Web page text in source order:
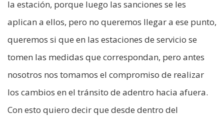
la estación, porque luego las sanciones se les
aplican a ellos, pero no queremos llegar a ese punto,
queremos si que en las estaciones de servicio se
tomen las medidas que correspondan, pero antes
nosotros nos tomamos el compromiso de realizar
los cambios en el tránsito de adentro hacia afuera.
Con esto quiero decir que desde dentro del